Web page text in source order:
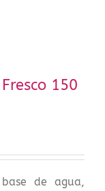
150
base de agua,